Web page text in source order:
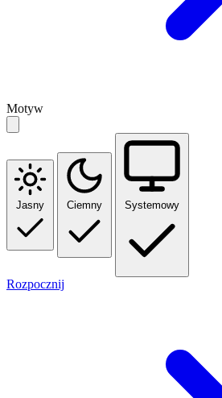
Motyw
Jasny Ciemny Systemowy
Rozpocznij